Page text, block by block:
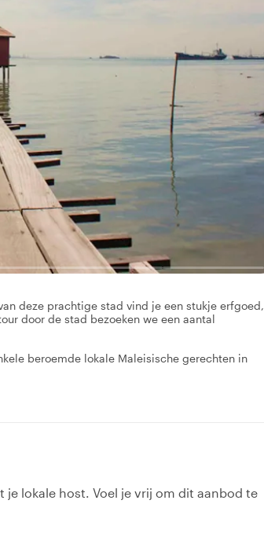
deze prachtige stad vind je een stukje erfgoed,
door de stad bezoeken we een aantal
beroemde lokale Maleisische gerechten in
lokale host. Voel je vrij om dit aanbod te